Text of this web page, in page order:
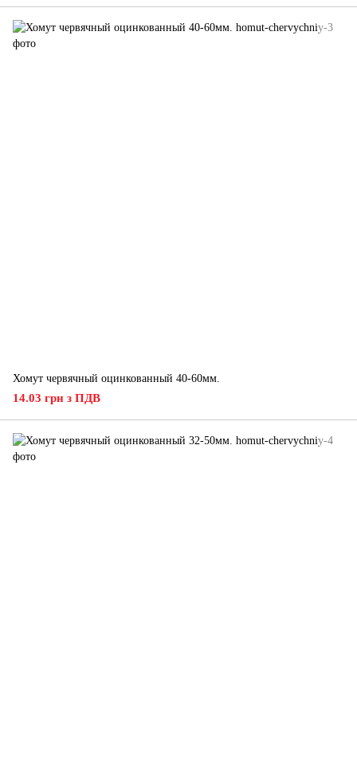
Хомут червячный оцинкованный 40-60мм.
14.03 грн з ПДВ